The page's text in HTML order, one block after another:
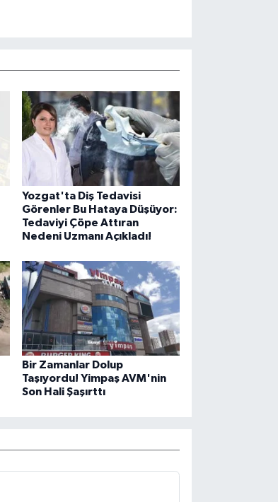
Yozgat'ta Diş Tedavisi
Görenler Bu Hataya Düşüyor:
Tedaviyi Çöpe Attıran
Nedeni Uzmanı Açıkladı!
Bir Zamanlar Dolup
Taşıyordu! Yimpaş AVM'nin
Son Hali Şaşırttı